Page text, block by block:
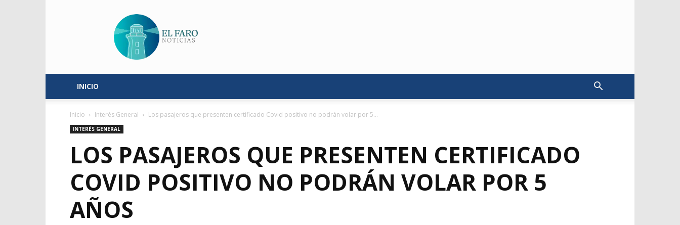
Faro
Noticias
INICIO
Inicio Interés General Los pasajeros que presenten certificado Covid positivo no podrán volar por 5...
INTERÉS GENERAL
LOS PASAJEROS QUE PRESENTEN CERTIFICADO
COVID POSITIVO NO PODRÁN VOLAR POR 5
AÑOS